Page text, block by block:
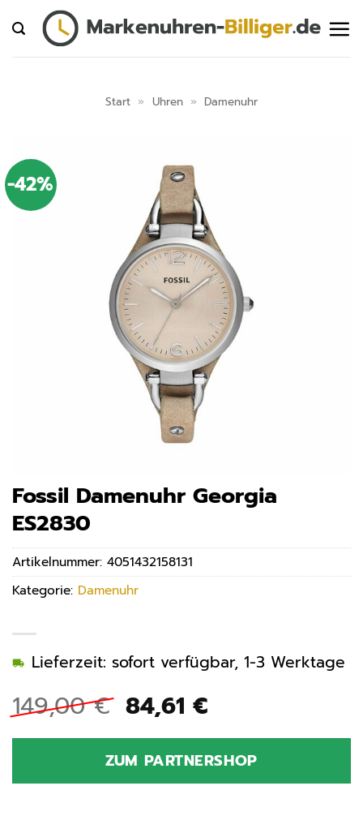
Inhalt
springen
Start » Uhren » Damenuhr
-42%
Fossil Damenuhr Georgia
ES2830
149,00€ Ursprünglicher
Preis
war:
149,00 €
84,61 €Aktueller
ist:
84,61 €.
Lieferzeit: sofort verfügbar, 1-3 Werktage
ZUM PARTNERSHOP
Artikelnummer: 4051432158131
Kategorie: Damenuhr